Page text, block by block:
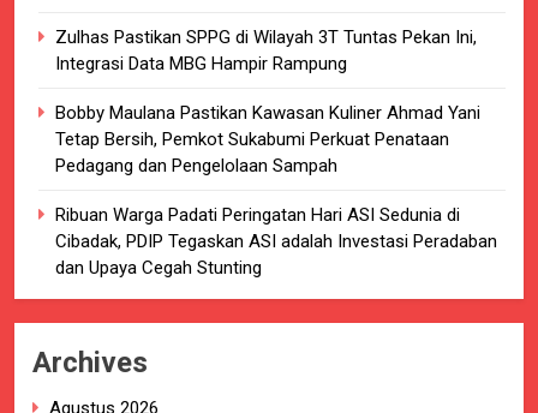
Zulhas Pastikan SPPG di Wilayah 3T Tuntas Pekan Ini,
Integrasi Data MBG Hampir Rampung
Bobby Maulana Pastikan Kawasan Kuliner Ahmad Yani
Tetap Bersih, Pemkot Sukabumi Perkuat Penataan
Pedagang dan Pengelolaan Sampah
Ribuan Warga Padati Peringatan Hari ASI Sedunia di
Cibadak, PDIP Tegaskan ASI adalah Investasi Peradaban
dan Upaya Cegah Stunting
Archives
Agustus 2026